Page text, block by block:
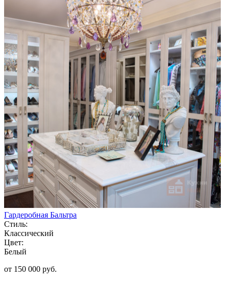
Гардеробная Бальтра
Стиль:
Классический
Цвет:
Белый
от 150 000 руб.